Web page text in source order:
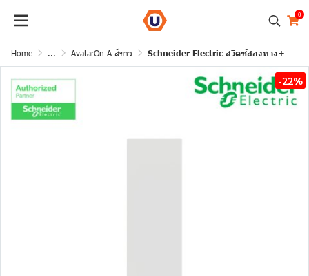
0
Home ... AvatarOn A สีขาว Schneider Electric สวิตซ์สองทาง+พรายน้ำ สีขาว 2 Way switch, White รุ่น AvatarOn A I M3T31_2_WE
-22%